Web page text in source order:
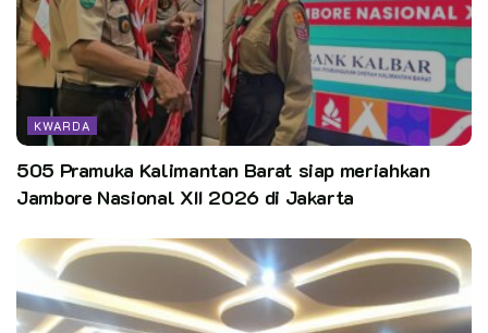
selama sepekan, mulai 2 hingga 9 November 2025, dengan
berbagai agenda belajar dan wisata seperti pelatihan
keterampilan Saka, pentas seni budaya, bakti masyarakat,
serta lomba inovasi lingkungan.
KWARDA
505 Pramuka Kalimantan Barat siap meriahkan
Jambore Nasional XII 2026 di Jakarta